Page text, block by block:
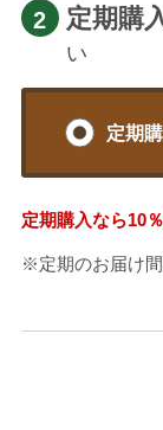
2 定期購
い
定期
定期購入なら10％
※定期のお届け間